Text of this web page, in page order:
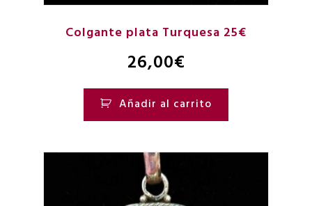
Colgante plata Turquesa 25€
26,00€
Añadir al carrito